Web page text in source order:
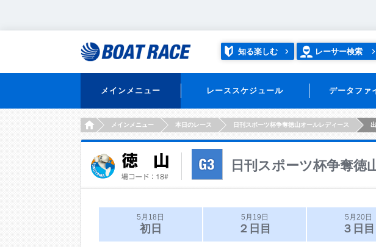
知る楽しむ レーサー検索
メインメニュー レーススケジュール データファ
HOMEメインメニュー 本日のレース 日刊スポーツ杯争奪徳山オールレディース
日刊スポーツ杯争奪徳
5月18日
初日
5月19日
２日目
5月20日
３日目